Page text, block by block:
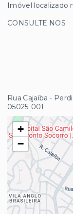
Imóvel localizado
CONSULTE NOS
Rua Cajaíba -
05025-001
+
−